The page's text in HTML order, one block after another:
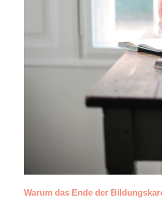
Warum das Ende der